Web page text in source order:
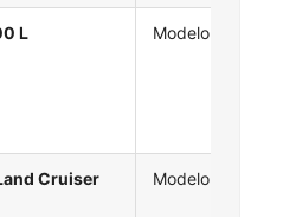
L Modelo
Cruiser Modelo